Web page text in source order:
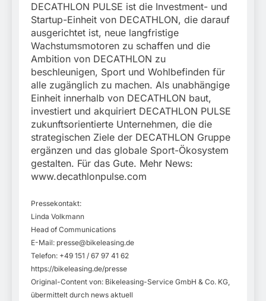
DECATHLON PULSE ist die Investment- und
Startup-Einheit von DECATHLON, die darauf
ausgerichtet ist, neue langfristige
Wachstumsmotoren zu schaffen und die
Ambition von DECATHLON zu
beschleunigen, Sport und Wohlbefinden für
alle zugänglich zu machen. Als unabhängige
Einheit innerhalb von DECATHLON baut,
investiert und akquiriert DECATHLON PULSE
zukunftsorientierte Unternehmen, die die
strategischen Ziele der DECATHLON Gruppe
ergänzen und das globale Sport-Ökosystem
gestalten. Für das Gute. Mehr News:
www.decathlonpulse.com
Pressekontakt:
Linda Volkmann
Head of Communications
E-Mail: presse@bikeleasing.de
Telefon: +49 151 / 67 97 41 62
https://bikeleasing.de/presse
Original-Content von: Bikeleasing-Service GmbH & Co. KG,
übermittelt durch news aktuell